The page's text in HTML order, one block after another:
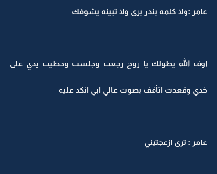
عامر :ولا كلمه بندر برى ولا تبينه يشوفك
اوف الله يطولك يا روح رجعت وجلست وحطيت يدي على
خدي وقعدت اتأفف بصوت عالي ابي انكد عليه
عامر : ترى ازعجتيني